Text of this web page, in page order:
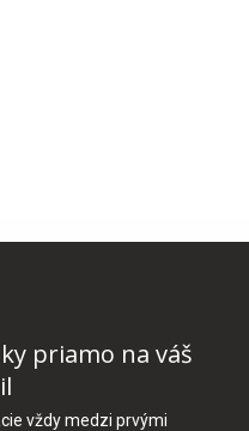
priamo na váš
vždy medzi prvými